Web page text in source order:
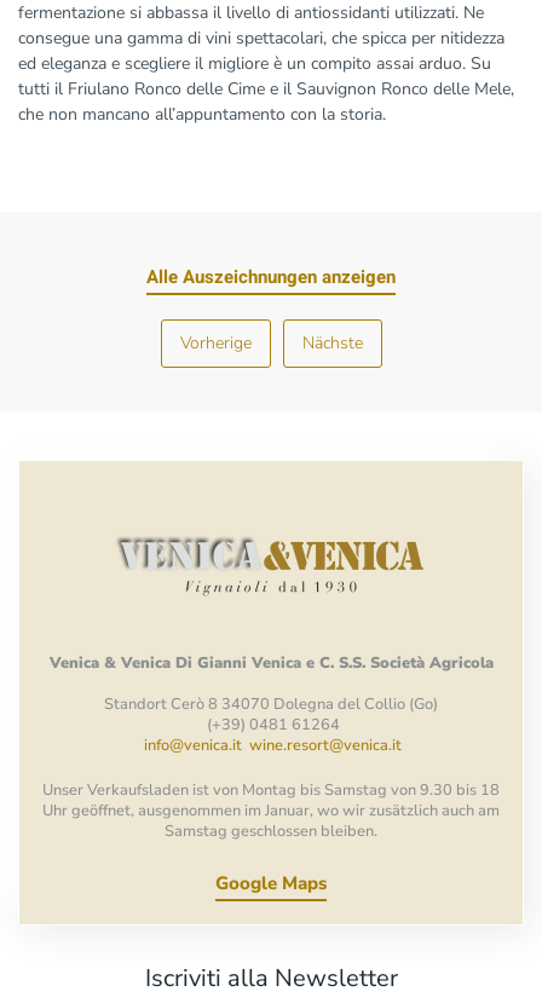
fermentazione si abbassa il livello di antiossidanti utilizzati. Ne
consegue una gamma di vini spettacolari, che spicca per nitidezza
ed eleganza e scegliere il migliore è un compito assai arduo. Su
tutti il Friulano Ronco delle Cime e il Sauvignon Ronco delle Mele,
che non mancano all’appuntamento con la storia.
Alle Auszeichnungen anzeigen
Vorherige Nächste
Venica & Venica Di Gianni Venica e C. S.S. Società Agricola
Standort Cerò 8 34070 Dolegna del Collio (Go)
(+39) 0481 61264
info@venica.it wine.resort@venica.it
Unser Verkaufsladen ist von Montag bis Samstag von 9.30 bis 18
Uhr geöffnet, ausgenommen im Januar, wo wir zusätzlich auch am
Samstag geschlossen bleiben.
Google Maps
Iscriviti alla Newsletter